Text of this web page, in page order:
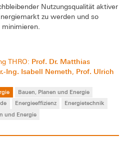
Nutzungsqualität aktiver
zu werden und so
minimieren.
THRO: Prof. Dr. Matthias
Ing. Isabell Nemeth, Prof. Ulrich
Bauen, Planen und Energie
Energieeffizienz
Energietechnik
und Energie